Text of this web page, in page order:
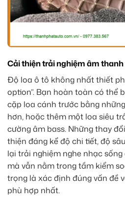
Cải thiện trải nghiệm âm
Độ loa ô tô không nhất thiết
option”. Bạn hoàn toàn có thể
cặp loa cánh trước bằng
hơn, hoặc thêm một loa siêu
cường âm bass. Những thay
thiện đáng kể độ chi tiết, độ
lại trải nghiệm nghe nhạc
mà vẫn nằm trong tầm kiểm
trọng là xác định đúng vấn đề
phù hợp nhất.